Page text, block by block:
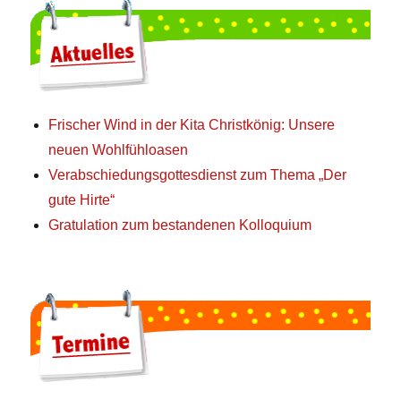
Frischer Wind in der Kita Christkönig: Unsere
neuen Wohlfühloasen
Verabschiedungsgottesdienst zum Thema „Der
gute Hirte“
Gratulation zum bestandenen Kolloquium